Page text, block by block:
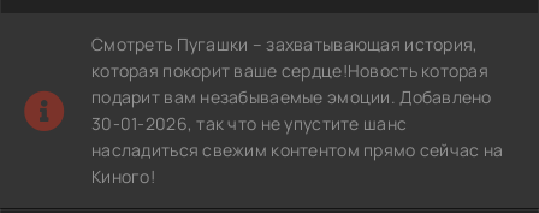
Смотреть Пугашки – захватывающая история,
которая покорит ваше сердце!Новость которая
подарит вам незабываемые эмоции. Добавлено
30-01-2026, так что не упустите шанс
насладиться свежим контентом прямо сейчас на
Киного!